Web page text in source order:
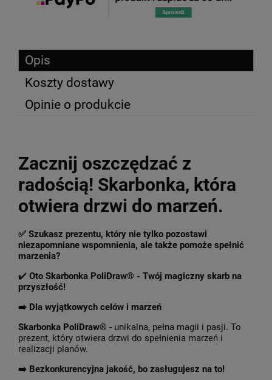
Opis
Koszty dostawy
Opinie o produkcie
Zacznij oszczędzać z
radością! Skarbonka, która
otwiera drzwi do marzeń.
✅ Szukasz prezentu, który nie tylko pozostawi
niezapomniane wspomnienia, ale także pomoże spełnić
marzenia?
✔️ Oto Skarbonka PoliDraw® - Twój magiczny skarb na
przyszłość!
➡️ Dla wyjątkowych celów i marzeń
Skarbonka PoliDraw® - unikalna, pełna magii i pasji. To
prezent, który otwiera drzwi do spełnienia marzeń i
realizacji planów.
➡️ Bezkonkurencyjna jakość, bo zasługujesz na to!